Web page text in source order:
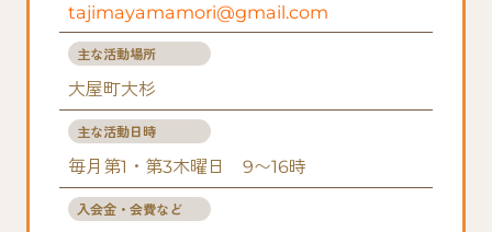
tajimayamamori@gmail.com
主な活動場所
大屋町大杉
主な活動日時
毎月第1・第3木曜日 9〜16時
入会金・会費など